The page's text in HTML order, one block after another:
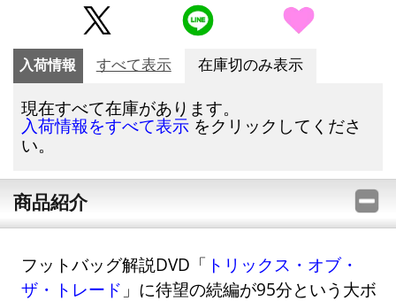
入荷情報 すべて表示 在庫切のみ表示
現在すべて在庫があります。
入荷情報をすべて表示 をクリックしてくださ
い。
商品紹介
フットバッグ解説DVD「 トリックス・オブ・
ザ・トレード 」に待望の続編が95分という大ボ